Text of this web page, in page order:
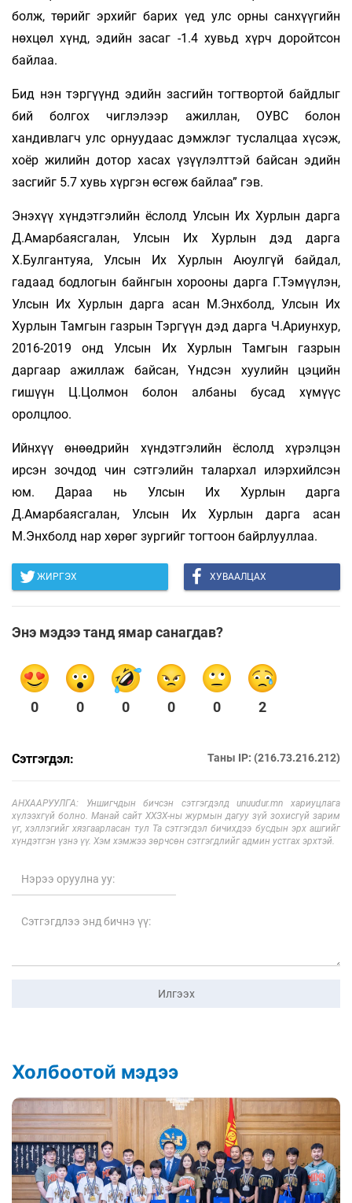
болж, төрийг эрхийг барих үед улс орны санхүүгийн
нөхцөл хүнд, эдийн засаг -1.4 хувьд хүрч доройтсон
байлаа.
Бид нэн тэргүүнд эдийн засгийн тогтвортой байдлыг
бий болгох чиглэлээр ажиллан, ОУВС болон
хандивлагч улс орнуудаас дэмжлэг туслалцаа хүсэж,
хоёр жилийн дотор хасах үзүүлэлттэй байсан эдийн
засгийг 5.7 хувь хүргэн өсгөж байлаа” гэв.
Энэхүү хүндэтгэлийн ёслолд Улсын Их Хурлын дарга
Д.Амарбаясгалан, Улсын Их Хурлын дэд дарга
Х.Булгантуяа, Улсын Их Хурлын Аюулгүй байдал,
гадаад бодлогын байнгын хорооны дарга Г.Тэмүүлэн,
Улсын Их Хурлын дарга асан М.Энхболд, Улсын Их
Хурлын Тамгын газрын Тэргүүн дэд дарга Ч.Ариунхур,
2016-2019 онд Улсын Их Хурлын Тамгын газрын
даргаар ажиллаж байсан, Үндсэн хуулийн цэцийн
гишүүн Ц.Цолмон болон албаны бусад хүмүүс
оролцлоо.
Ийнхүү өнөөдрийн хүндэтгэлийн ёслолд хүрэлцэн
ирсэн зочдод чин сэтгэлийн талархал илэрхийлсэн
юм. Дараа нь Улсын Их Хурлын дарга
Д.Амарбаясгалан, Улсын Их Хурлын дарга асан
М.Энхболд нар хөрөг зургийг тогтоон байрлууллаа.
ЖИРГЭХ ХУВААЛЦАХ
Энэ мэдээ танд ямар санагдав?
0 0 0 0 0 2
Сэтгэгдэл: Таны IP: (216.73.216.212)
АНХААРУУЛГА: Уншигчдын бичсэн сэтгэгдэлд unuudur.mn хариуцлага
хүлээхгүй болно. Манай сайт ХХЗХ-ны журмын дагуу зүй зохисгүй зарим
үг, хэллэгийг хязгаарласан тул Та сэтгэгдэл бичихдээ бусдын эрх ашгийг
хүндэтгэн үзнэ үү. Хэм хэмжээ зөрчсөн сэтгэгдлийг админ устгах эрхтэй.
Илгээх
Холбоотой мэдээ